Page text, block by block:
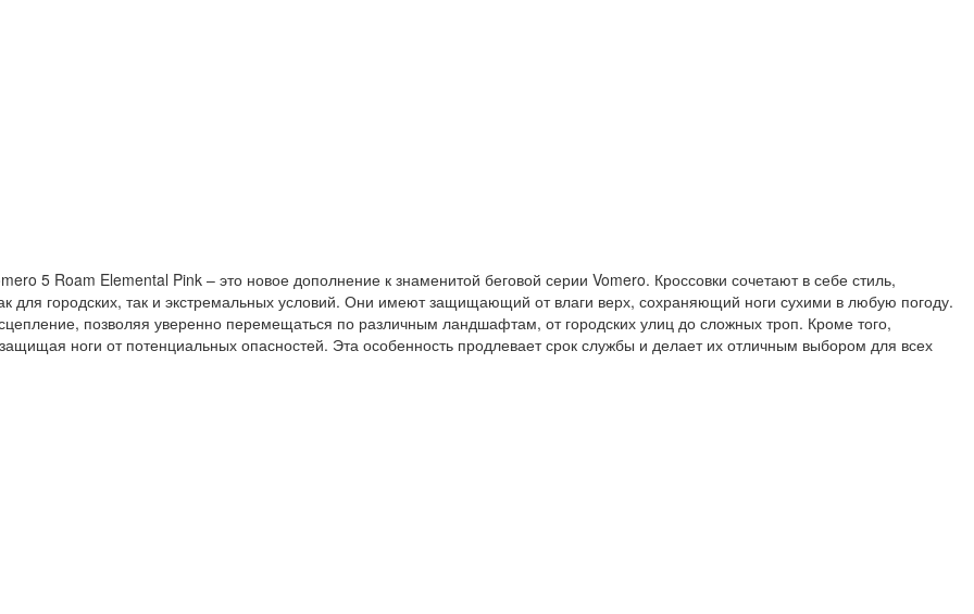
5 Roam Elemental Pink – это новое дополнение к знаменитой беговой серии Vomero. Кроссовки сочетают в себе стиль,
для городских, так и экстремальных условий. Они имеют защищающий от влаги верх, сохраняющий ноги сухими в любую погоду.
позволяя уверенно перемещаться по различным ландшафтам, от городских улиц до сложных троп. Кроме того,
ноги от потенциальных опасностей. Эта особенность продлевает срок службы и делает их отличным выбором для всех